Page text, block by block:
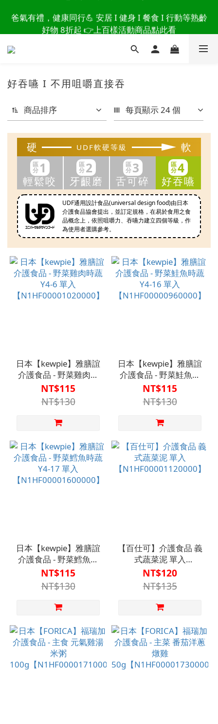
讀懂爸爸總說「不用買」的堅強 👉 3大生活貼心巧
思，找回他的生活主導權
爸氣有禮，健康同行💪 安居 I 健身 I 餐食 I 行動等熟齡
好物 8折起 👉上百樣活動商品點此看
讀懂爸爸總說「不用買」的堅強 👉 3大生活貼心巧
思，找回他的生活主導權
好吞嚥 I 不用咀嚼直接吞
商品排序 每頁顯示 24 個
硬 UDF軟硬等級 軟
區
分 1
輕鬆咬
區
分 2
牙齦磨
區
分 3
舌可碎
區
分4
好吞嚥
UDF通用設計食品(universal design food)由日本
介護食品協會提出，並訂定規格，在易於食用之食
品概念上，依照咀嚼力、吞嚥力建立四個等級，作
為使用者選購參考。
日本【kewpie】雅膳誼
介護食品 - 野菜雞肉時
蔬 Y4-6 單入
【N1HF00001020000】
NT$115
NT$130
日本【kewpie】雅膳誼
介護食品 - 野菜鮭魚時
蔬 Y4-16 單入
【N1HF00000960000】
NT$115
NT$130
日本【kewpie】雅膳誼
介護食品 - 野菜鱈魚時
蔬 Y4-17 單入
【N1HF00001600000】
NT$115
NT$130
【百仕可】介護食品 義
式蔬菜泥 單入
【N1HF00001120000】
NT$120
NT$135